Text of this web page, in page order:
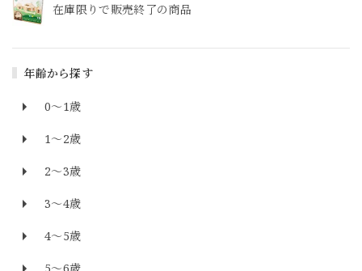
在庫限りで販売終了の商品
年齢から探す
0～1歳
1～2歳
2～3歳
3～4歳
4～5歳
5～6歳